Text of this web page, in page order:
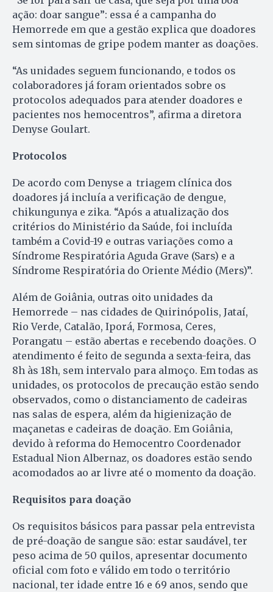
ação: doar sangue”: essa é a campanha do
Hemorrede em que a gestão explica que doadores
sem sintomas de gripe podem manter as doações.
“As unidades seguem funcionando, e todos os
colaboradores já foram orientados sobre os
protocolos adequados para atender doadores e
pacientes nos hemocentros”, afirma a diretora
Denyse Goulart.
Protocolos
De acordo com Denyse a triagem clínica dos
doadores já incluía a verificação de dengue,
chikungunya e zika. “Após a atualização dos
critérios do Ministério da Saúde, foi incluída
também a Covid-19 e outras variações como a
Síndrome Respiratória Aguda Grave (Sars) e a
Síndrome Respiratória do Oriente Médio (Mers)”.
Além de Goiânia, outras oito unidades da
Hemorrede – nas cidades de Quirinópolis, Jataí,
Rio Verde, Catalão, Iporá, Formosa, Ceres,
Porangatu – estão abertas e recebendo doações. O
atendimento é feito de segunda a sexta-feira, das
8h às 18h, sem intervalo para almoço. Em todas as
unidades, os protocolos de precaução estão sendo
observados, como o distanciamento de cadeiras
nas salas de espera, além da higienização de
maçanetas e cadeiras de doação. Em Goiânia,
devido à reforma do Hemocentro Coordenador
Estadual Nion Albernaz, os doadores estão sendo
acomodados ao ar livre até o momento da doação.
Requisitos para doação
Os requisitos básicos para passar pela entrevista
de pré-doação de sangue são: estar saudável, ter
peso acima de 50 quilos, apresentar documento
oficial com foto e válido em todo o território
nacional, ter idade entre 16 e 69 anos, sendo que